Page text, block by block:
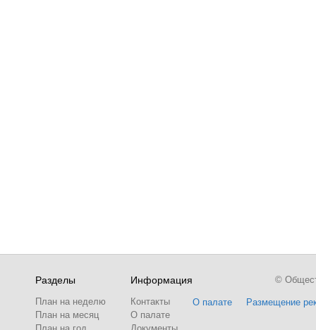
Разделы
План на неделю
План на месяц
Информация
Контакты
О палате
О палате Размещение
©